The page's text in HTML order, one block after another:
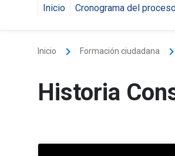
Inicio Cronograma del
Inicio keyboard_arrow_right Formación ciudadana keyboard_arrow_right
Historia